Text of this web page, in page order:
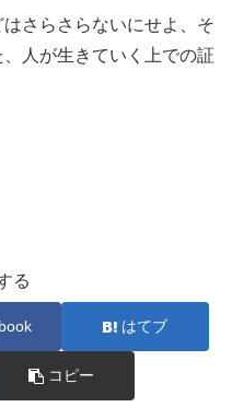
さらさらないにせよ、そ
人が生きていく上での証
る
はてブ
コピー